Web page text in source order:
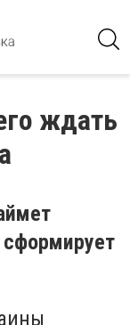
ждать
сформирует